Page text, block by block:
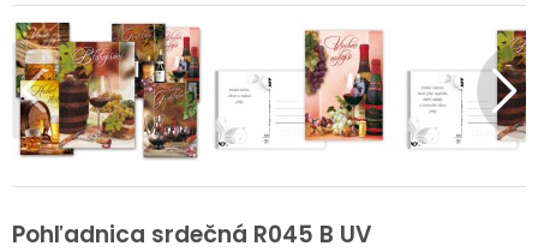
Pohľadnica srdečná R045 B UV